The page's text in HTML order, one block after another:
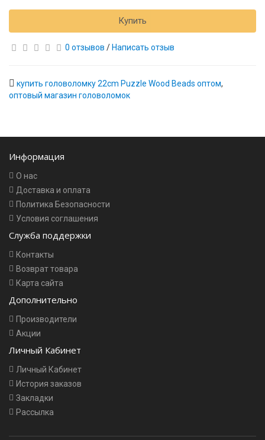
Купить
0 отзывов / Написать отзыв
купить головоломку 22cm Puzzle Wood Beads оптом,
оптовый магазин головоломок
Информация
О нас
Доставка и оплата
Политика Безопасности
Условия соглашения
Служба поддержки
Контакты
Возврат товара
Карта сайта
Дополнительно
Производители
Акции
Личный Кабинет
Личный Кабинет
История заказов
Закладки
Рассылка